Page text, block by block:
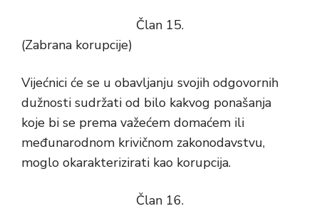
Član 15.
(Zabrana korupcije)
Vijećnici će se u obavljanju svojih odgovornih
dužnosti sudržati od bilo kakvog ponašanja
koje bi se prema važećem domaćem ili
međunarodnom krivičnom zakonodavstvu,
moglo okarakterizirati kao korupcija.
Član 16.